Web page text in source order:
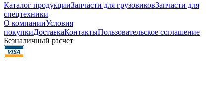
Каталог продукцииЗапчасти для грузовиковЗапчасти для
спецтехники
О компанииУсловия
покупкиДоставкаКонтактыПользовательское соглашение
Безналичный расчет